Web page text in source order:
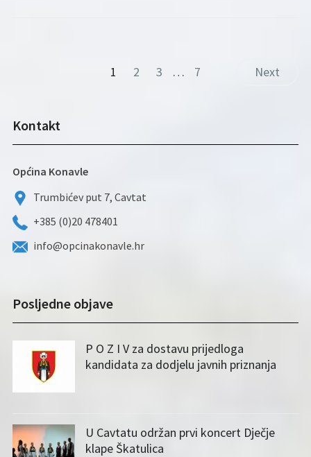
1 2 3 … 7 Next
Kontakt
Općina Konavle
Trumbićev put 7, Cavtat
+385 (0)20 478401
info@opcinakonavle.hr
Posljedne objave
P O Z I V za dostavu prijedloga
kandidata za dodjelu javnih priznanja
U Cavtatu održan prvi koncert Dječje
klape Škatulica